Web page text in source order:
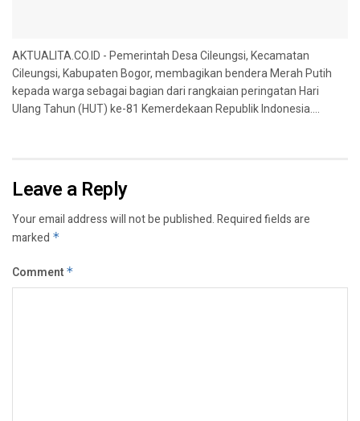
AKTUALITA.CO.ID - Pemerintah Desa Cileungsi, Kecamatan
Cileungsi, Kabupaten Bogor, membagikan bendera Merah Putih
kepada warga sebagai bagian dari rangkaian peringatan Hari
Ulang Tahun (HUT) ke-81 Kemerdekaan Republik Indonesia....
Leave a Reply
Your email address will not be published.Required fields are
marked *
Comment *